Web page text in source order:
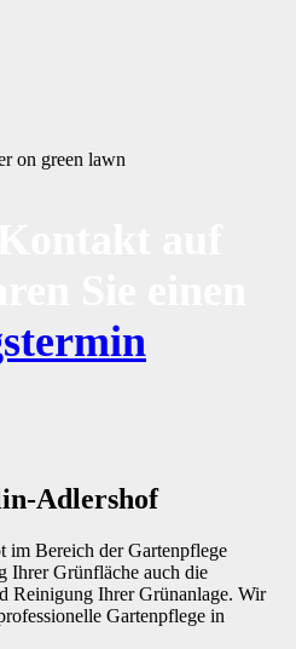
Adlershof
im Bereich der Gartenpflege
Ihrer Grünfläche auch die
Reinigung Ihrer Grünanlage. Wir
Gartenpflege in